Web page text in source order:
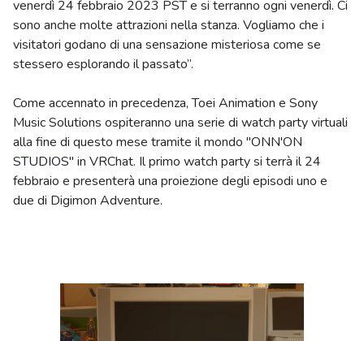
venerdì 24 febbraio 2023 PST e si terranno ogni venerdì. Ci
sono anche molte attrazioni nella stanza. Vogliamo che i
visitatori godano di una sensazione misteriosa come se
stessero esplorando il passato”.
Come accennato in precedenza, Toei Animation e Sony
Music Solutions ospiteranno una serie di watch party virtuali
alla fine di questo mese tramite il mondo "ONN'ON
STUDIOS" in VRChat. Il primo watch party si terrà il 24
febbraio e presenterà una proiezione degli episodi uno e
due di Digimon Adventure.